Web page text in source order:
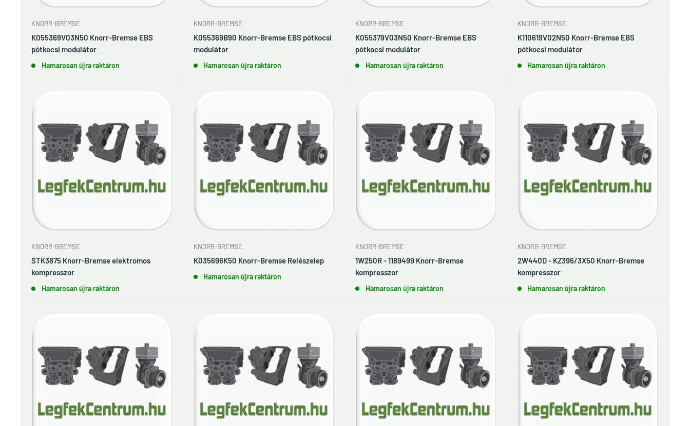
KNORR-BREMSE
K055369V03N50 Knorr-Bremse EBS
pótkocsi modulátor
Hamarosan újra raktáron
KNORR-BREMSE
K055369B90 Knorr-Bremse EBS pótkocsi
modulátor
Hamarosan újra raktáron
KNORR-BREMSE
K055379V03N50 Knorr-Bremse EBS
pótkocsi modulátor
Hamarosan újra raktáron
KNORR-BREMSE
K110619V02N50 Knorr-Bremse EBS
pótkocsi modulátor
Hamarosan újra raktáron
KNORR-BREMSE
STK3875 Knorr-Bremse elektromos
kompresszor
Hamarosan újra raktáron
KNORR-BREMSE
K035696K50 Knorr-Bremse Relészelep
Hamarosan újra raktáron
KNORR-BREMSE
1W250R - 1189499 Knorr-Bremse
kompresszor
Hamarosan újra raktáron
KNORR-BREMSE
2W440D - KZ396/3X50 Knorr-Bremse
kompresszor
Hamarosan újra raktáron